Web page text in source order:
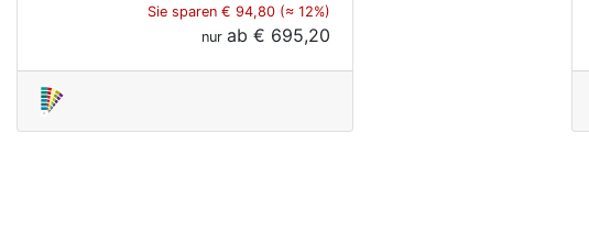
Sie sparen € 94,80 (≈ 12%)
nur ab € 695,20